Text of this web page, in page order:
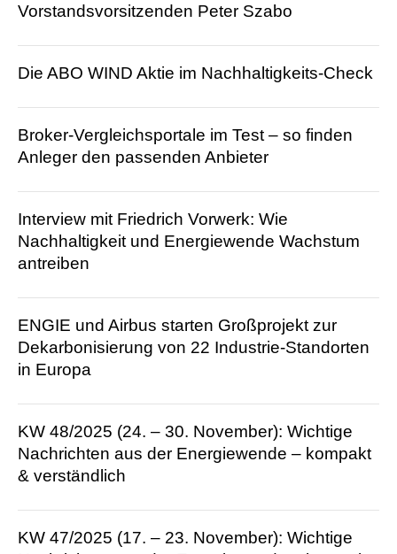
Vorstandsvorsitzenden Peter Szabo
Die ABO WIND Aktie im Nachhaltigkeits-Check
Broker-Vergleichsportale im Test – so finden
Anleger den passenden Anbieter
Interview mit Friedrich Vorwerk: Wie
Nachhaltigkeit und Energiewende Wachstum
antreiben
ENGIE und Airbus starten Großprojekt zur
Dekarbonisierung von 22 Industrie-Standorten
in Europa
KW 48/2025 (24. – 30. November): Wichtige
Nachrichten aus der Energie­wende – kompakt
& verständlich
KW 47/2025 (17. – 23. November): Wichtige